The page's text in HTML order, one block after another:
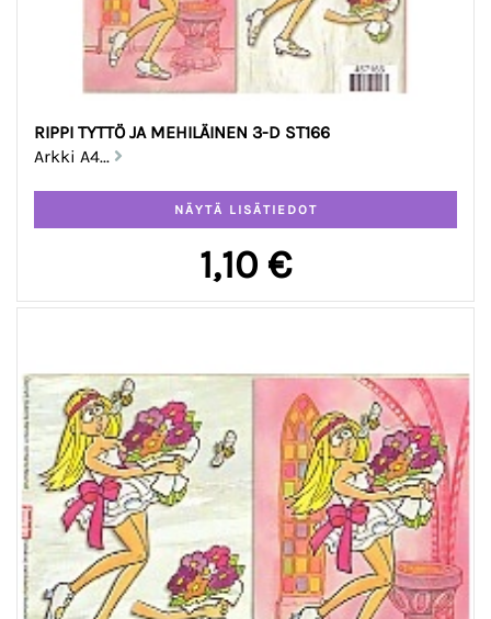
RIPPI TYTTÖ JA MEHILÄINEN 3-D ST166
Arkki A4...
1,10 €